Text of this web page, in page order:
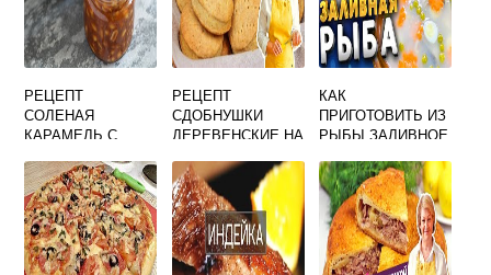
РЕЦЕПТ
СОЛЕНАЯ
КАРАМЕЛЬ С
РЕЦЕПТ
СДОБНУШКИ
ДЕРЕВЕНСКИЕ НА
ДУХОВКЕ
КАК
ПРИГОТОВИТЬ ИЗ
РЫБЫ ЗАЛИВНОЕ